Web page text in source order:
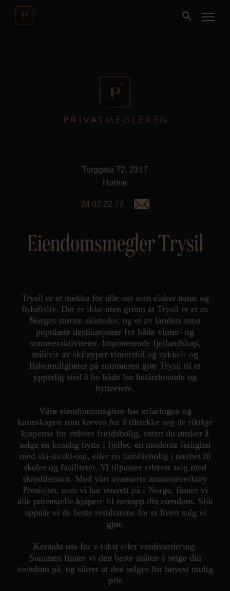
Fritidseiendom
Kontor og megler
Styling og klargjøring
Kjøpsmegling
Stillinger
Personvern
Torggata 72, 2317
Hamar
24 02 22 77
Eiendomsmegler Trysil
Trysil er et mekka for alle oss som elsker natur og
friluftsliv. Det er ikke uten grunn at Trysil er et av
Norges største skisteder, og et av landets mest
populære destinasjoner for både vinter- og
sommeraktiviteter. Imponerende fjellandskap,
milevis av skiløyper vinterstid og sykkel- og
fiskemuligheter på sommeren gjør Trysil til et
ypperlig sted å bo både for helårsboende og
hytteeiere.
Våre eiendomsmeglere har erfaringen og
kunnskapen som kreves for å tiltrekke seg de riktige
kjøperne for enhver fritidsbolig, enten du ønsker å
selge en koselig hytte i fjellet, en moderne leilighet
med ski-in/ski-out, eller en familiebolig i nærhet til
skoler og fasiliteter. Vi tilpasser ethvert salg med
skreddersøm. Med vårt avanserte annonseverktøy
Presisjon, som vi har enerett på i Norge, finner vi
alle potensielle kjøpere til nettopp din eiendom. Slik
oppnår vi de beste resultatene for et hvert salg vi
gjør.
Kontakt oss for e-takst eller verdivurdering.
Sammen finner vi den beste måten å selge din
eiendom på, og sikrer at den selges for høyest mulig
pris